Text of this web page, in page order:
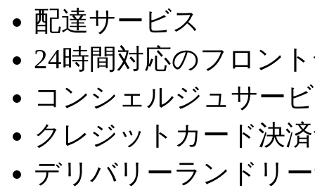
配達サービス
24時間対応のフロン
コンシェルジュサー
クレジットカード決
デリバリーランドリ